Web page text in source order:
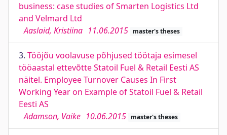
business: case studies of Smarten Logistics Ltd
and Velmard Ltd
Aaslaid, Kristiina 11.06.2015 master's theses
3. Tööjõu voolavuse põhjused töötaja esimesel
tööaastal ettevõtte Statoil Fuel & Retail Eesti AS
näitel. Employee Turnover Causes In First
Working Year on Example of Statoil Fuel & Retail
Eesti AS
Adamson, Vaike 10.06.2015 master's theses